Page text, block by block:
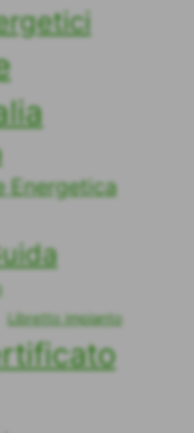
Energetica
Libretto impianto